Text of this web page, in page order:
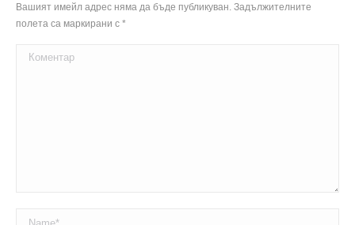
Вашият имейл адрес няма да бъде публикуван. Задължителните
полета са маркирани с *
Коментар
Name *